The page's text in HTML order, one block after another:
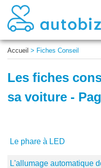
Accueil > Fiches Conseil
Les fiches
sa voiture -
Le phare à LED
L'allumage automatique